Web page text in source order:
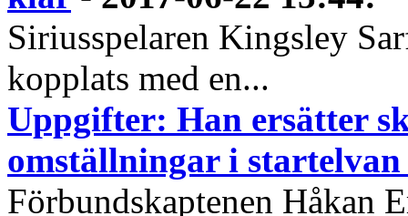
Siriusspelaren Kingsley
kopplats med en...
Uppgifter: Han ersätter
omställningar i
Förbundskaptenen Håkan